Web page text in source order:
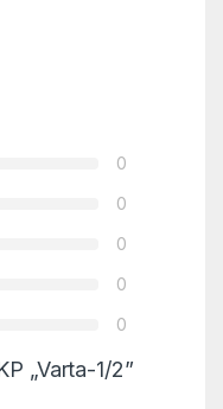
0
0
0
0
0
„Varta-1/2”